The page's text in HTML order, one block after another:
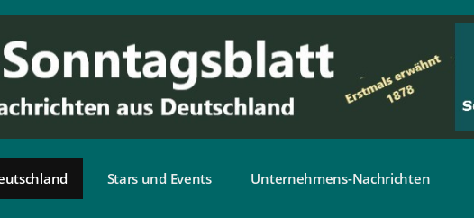
Stars und Events Unternehmens-Nachrichten